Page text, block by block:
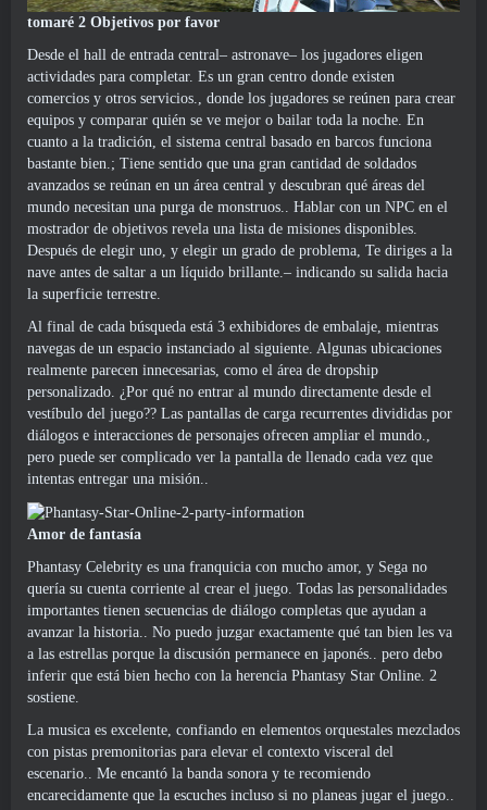
tomaré 2 Objetivos por favor
Desde el hall de entrada central– astronave– los jugadores eligen
actividades para completar. Es un gran centro donde existen
comercios y otros servicios., donde los jugadores se reúnen para crear
equipos y comparar quién se ve mejor o bailar toda la noche. En
cuanto a la tradición, el sistema central basado en barcos funciona
bastante bien.; Tiene sentido que una gran cantidad de soldados
avanzados se reúnan en un área central y descubran qué áreas del
mundo necesitan una purga de monstruos.. Hablar con un NPC en el
mostrador de objetivos revela una lista de misiones disponibles.
Después de elegir uno, y elegir un grado de problema, Te diriges a la
nave antes de saltar a un líquido brillante.– indicando su salida hacia
la superficie terrestre.
Al final de cada búsqueda está 3 exhibidores de embalaje, mientras
navegas de un espacio instanciado al siguiente. Algunas ubicaciones
realmente parecen innecesarias, como el área de dropship
personalizado. ¿Por qué no entrar al mundo directamente desde el
vestíbulo del juego?? Las pantallas de carga recurrentes divididas por
diálogos e interacciones de personajes ofrecen ampliar el mundo.,
pero puede ser complicado ver la pantalla de llenado cada vez que
intentas entregar una misión..
Amor de fantasía
Phantasy Celebrity es una franquicia con mucho amor, y Sega no
quería su cuenta corriente al crear el juego. Todas las personalidades
importantes tienen secuencias de diálogo completas que ayudan a
avanzar la historia.. No puedo juzgar exactamente qué tan bien les va
a las estrellas porque la discusión permanece en japonés.. pero debo
inferir que está bien hecho con la herencia Phantasy Star Online. 2
sostiene.
La musica es excelente, confiando en elementos orquestales mezclados
con pistas premonitorias para elevar el contexto visceral del
escenario.. Me encantó la banda sonora y te recomiendo
encarecidamente que la escuches incluso si no planeas jugar el juego..